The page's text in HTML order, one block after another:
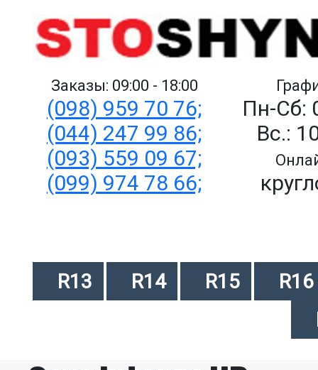
Заказы: 09:00 - 18:00
(098) 959 70 76;
(044) 247 99 86;
(093) 559 09 67;
(099) 974 78 66;
Пн-Сб:
Вс.:
R13 R14 R15
R16